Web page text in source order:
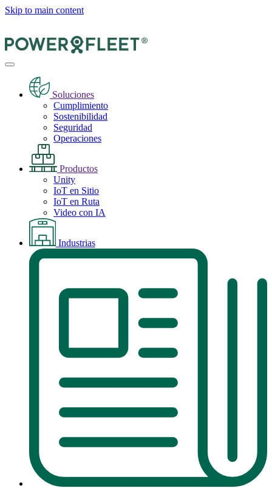
Skip to main content
Soluciones
Cumplimiento
Sostenibilidad
Seguridad
Operaciones
Productos
Unity
IoT en Sitio
IoT en Ruta
Video con IA
Industrias